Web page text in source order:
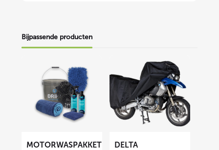
Bijpassende producten
Motorwaspakket
MOTORWASPAKKET
meer
over
DELTA
motorhoes
DELTA